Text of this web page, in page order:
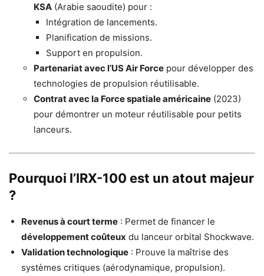
KSA (Arabie saoudite) pour :
Intégration de lancements.
Planification de missions.
Support en propulsion.
Partenariat avec l’US Air Force pour développer des
technologies de propulsion réutilisable.
Contrat avec la Force spatiale américaine (2023)
pour démontrer un moteur réutilisable pour petits
lanceurs.
Pourquoi l’IRX-100 est un atout majeur
?
Revenus à court terme : Permet de financer le
développement coûteux du lanceur orbital Shockwave.
Validation technologique : Prouve la maîtrise des
systèmes critiques (aérodynamique, propulsion).